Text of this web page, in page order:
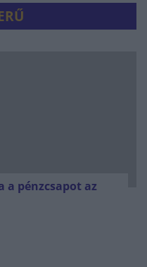
a pénzcsapot az